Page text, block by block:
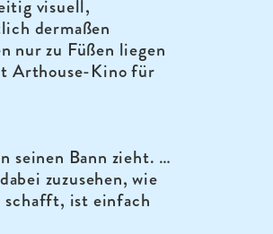
visuell,
dermaßen
nur zu Füßen liegen
Arthouse-Kino für
seinen Bann zieht. …
zuzusehen, wie
schafft, ist einfach